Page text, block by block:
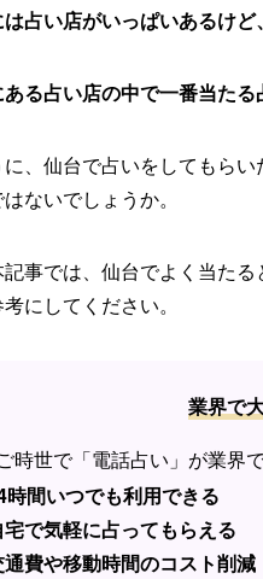
は占い店がいっぱいあるけ
ある占い店の中で一番当た
に、仙台で占いをしてもら
ないでしょうか。
事では、仙台でよく当たる
にしてください。
業界で
時世で「電話占い」が業界
時間いつでも利用できる
宅で気軽に占ってもらえる
通費や移動時間のコスト削減